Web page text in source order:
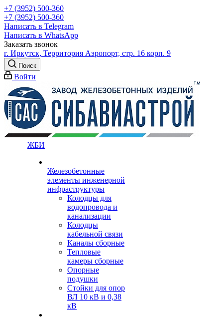
+7 (3952) 500-360
+7 (3952) 500-360
Написать в Telegram
Написать в WhatsApp
Заказать звонок
г. Иркутск, Территория Аэропорт, стр. 16 корп. 9
Поиск
Войти
ЖБИ
Железобетонные
элементы инженерной
инфраструктуры
Колодцы для
водопровода и
канализации
Колодцы
кабельной связи
Каналы сборные
Тепловые
камеры сборные
Опорные
подушки
Стойки для опор
ВЛ 10 кВ и 0,38
кВ